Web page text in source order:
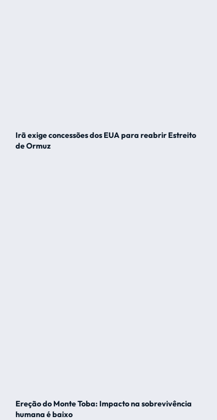
Irã exige concessões dos EUA para reabrir Estreito
de Ormuz
Ereção do Monte Toba: Impacto na sobrevivência
humana é baixo